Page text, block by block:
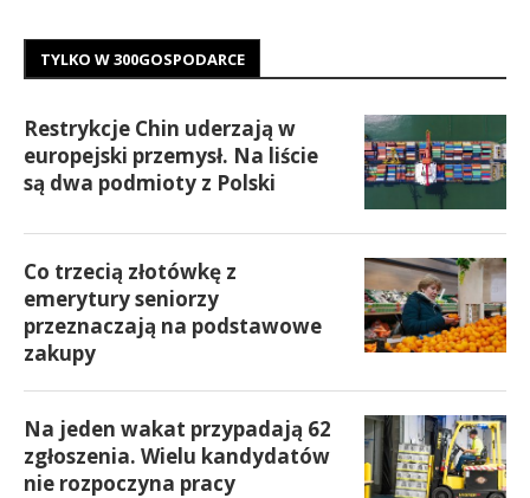
TYLKO W 300GOSPODARCE
Restrykcje Chin uderzają w
europejski przemysł. Na liście
są dwa podmioty z Polski
Co trzecią złotówkę z
emerytury seniorzy
przeznaczają na podstawowe
zakupy
Na jeden wakat przypadają 62
zgłoszenia. Wielu kandydatów
nie rozpoczyna pracy